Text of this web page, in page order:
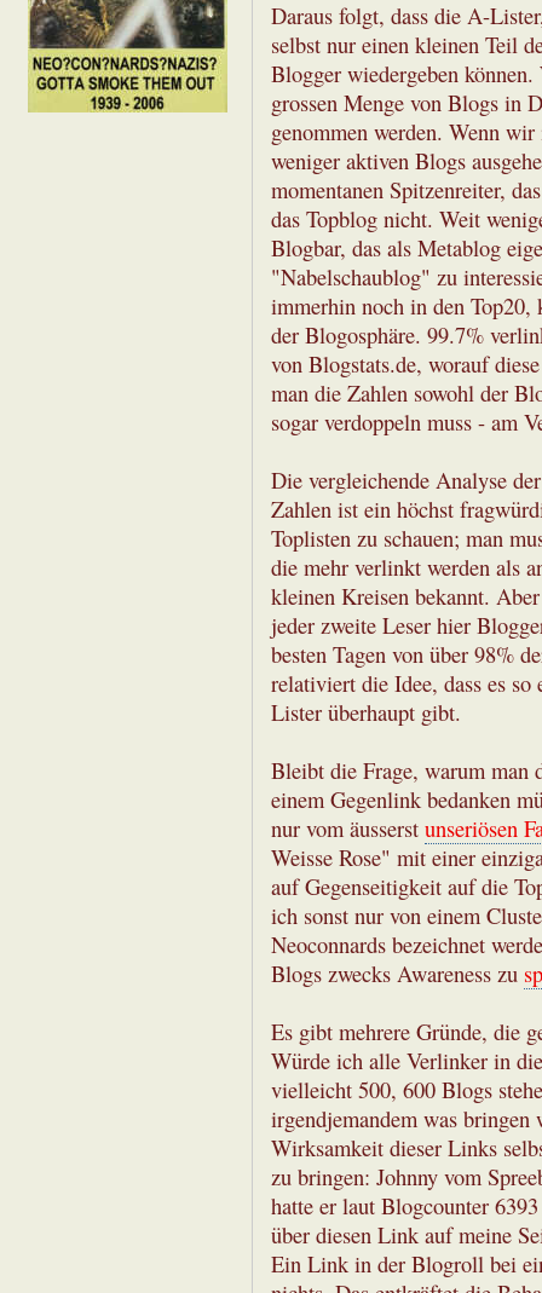
Daraus folgt, dass die A-
selbst nur einen kleinen Teil
Blogger wiedergeben
grossen Menge von Blogs in
genommen werden. Wenn
weniger aktiven Blogs
momentanen Spitzenreiter,
das Topblog nicht. Weit
Blogbar, das als Metablog
"Nabelschaublog" zu
immerhin noch in den Top20,
der Blogosphäre. 99.7%
von Blogstats.de, worauf
man die Zahlen sowohl der
sogar verdoppeln muss - am
Die vergleichende Analyse
Zahlen ist ein höchst
Toplisten zu schauen; man
die mehr verlinkt werden als
kleinen Kreisen bekannt.
jeder zweite Leser hier
besten Tagen von über 98%
relativiert die Idee, dass es
Lister überhaupt gibt.
Bleibt die Frage, warum man
einem Gegenlink bedanken
nur vom äusserst unseriösen
Weisse Rose" mit einer
auf Gegenseitigkeit auf die
ich sonst nur von einem
Neoconnards bezeichnet
Blogs zwecks Awareness zu
Es gibt mehrere Gründe, die
Würde ich alle Verlinker in
vielleicht 500, 600 Blogs
irgendjemandem was
Wirksamkeit dieser Links
zu bringen: Johnny vom
hatte er laut Blogcounter
über diesen Link auf meine
Ein Link in der Blogroll bei